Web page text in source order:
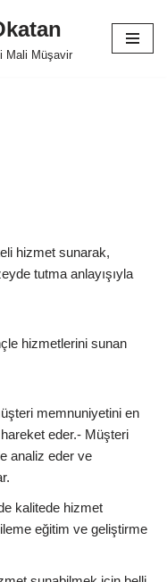
Mali Müşavir
hizmet sunarak,
tutma anlayışıyla
hizmetlerini sunan
memnuniyetini en
eder.- Müşteri
analiz eder ve
kalitede hizmet
eğitim ve geliştirme